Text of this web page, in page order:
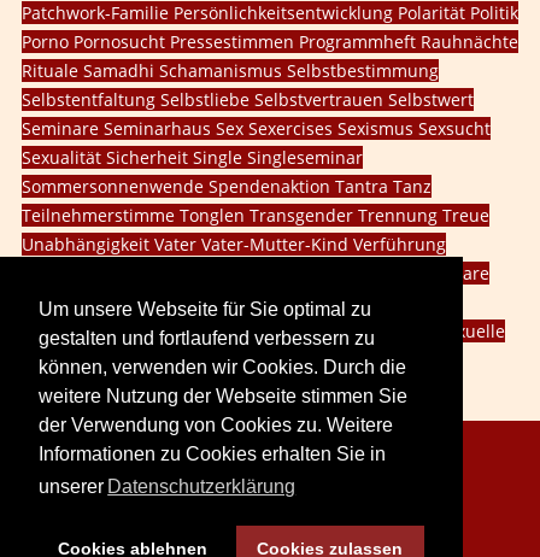
Um unsere Webseite für Sie optimal zu
gestalten und fortlaufend verbessern zu
können, verwenden wir Cookies. Durch die
weitere Nutzung der Webseite stimmen Sie
der Verwendung von Cookies zu. Weitere
Informationen zu Cookies erhalten Sie in
unserer Datenschutzerklärung
Cookies ablehnen Cookies zulassen
Patchwork-Familie Persönlichkeitsentwicklung Polarität Politik
Porno Pornosucht Pressestimmen Programmheft Rauhnächte
Rituale Samadhi Schamanismus Selbstbestimmung
Selbstentfaltung Selbstliebe Selbstvertrauen Selbstwert
Seminare Seminarhaus Sex Sexercises Sexismus Sexsucht
Sexualität Sicherheit Single Singleseminar
Sommersonnenwende Spendenaktion Tantra Tanz
Teilnehmerstimme Tonglen Transgender Trennung Treue
Unabhängigkeit Vater Vater-Mutter-Kind Verführung
Webinare
WeiblichkeitWeiblichkeit lebenWillensschulung
Wintersonnenwendedritte Geschlechtinnere Kind
sexuelle
Problemesocial media
Datenschutz